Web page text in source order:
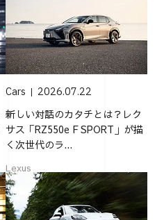
Cars 2026.07.22
新しい対話のカタチとは？レク
サス「RZ550e F SPORT」が描
く次世代のラ...
Lexus